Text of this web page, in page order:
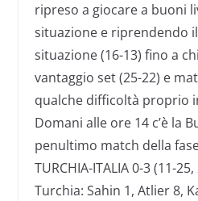
ripreso a giocare a buoni
situazione e riprendendo
situazione (16-13) fino a
vantaggio set (25-22) e
qualche difficoltà proprio
Domani alle ore 14 c’è la
penultimo match della
TURCHIA-ITALIA 0-3 (11-
Turchia: Sahin 1, Atlier 8,